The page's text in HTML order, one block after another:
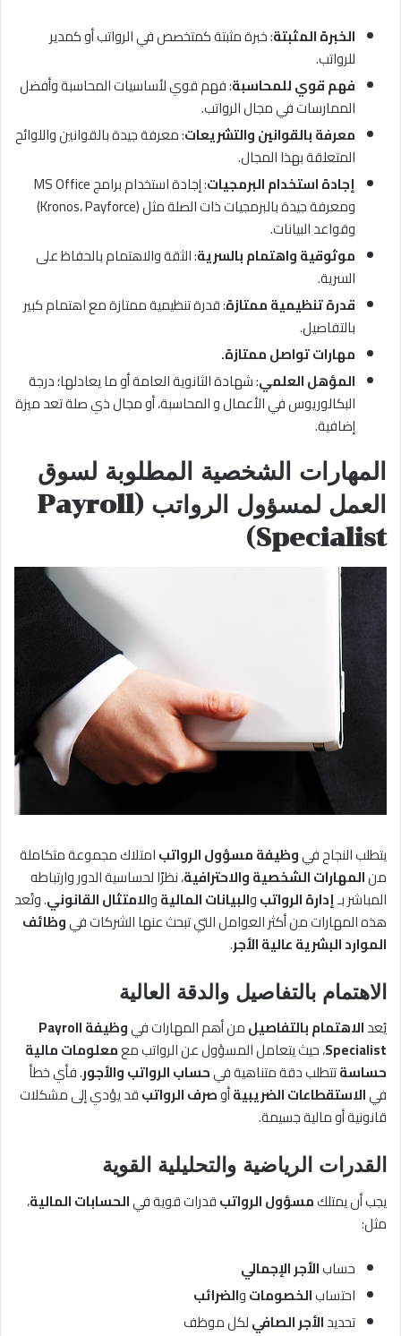
الخبرة المثبتة: خبرة مثبتة كمتخصص في الرواتب أو كمدير
للرواتب.
فهم قوي للمحاسبة: فهم قوي لأساسيات المحاسبة وأفضل
الممارسات في مجال الرواتب.
معرفة بالقوانين والتشريعات: معرفة جيدة بالقوانين واللوائح
المتعلقة بهذا المجال.
إجادة استخدام البرمجيات
: إجادة استخدام برامج MS Office
ومعرفة جيدة بالبرمجيات ذات الصلة مثل (Kronos، Payforce)
وقواعد البيانات.
موثوقية واهتمام بالسرية: الثقة والاهتمام بالحفاظ على
السرية.
قدرة تنظيمية ممتازة: قدرة تنظيمية ممتازة مع اهتمام كبير
بالتفاصيل.
مهارات تواصل ممتازة.
المؤهل العلمي: شهادة الثانوية العامة أو ما يعادلها؛ درجة
البكالوريوس في الأعمال و المحاسبة، أو مجال ذي صلة تعد ميزة
إضافية.
المهارات الشخصية المطلوبة لسوق
العمل لمسؤول الرواتب (Payroll
Specialist)
يتطلب النجاح فيوظيفة مسؤول الرواتبامتلاك مجموعة متكاملة
منالمهارات الشخصية والاحترافية، نظرًا لحساسية الدور وارتباطه
المباشر بـإدارة الرواتبوالبيانات الماليةوالامتثال القانوني. وتُعد
هذه المهارات من أكثر العوامل التي تبحث عنها الشركات فيوظائف
الموارد البشرية عالية الأجر.
الاهتمام بالتفاصيل والدقة العالية
يُعدالاهتمام بالتفاصيلمن أهم المهارات في
وظيفة Payroll
Specialist، حيث يتعامل المسؤول عن الرواتب معمعلومات مالية
حساسةتتطلب دقة متناهية فيحساب الرواتب والأجور. فأي خطأ
فيالاستقطاعات الضريبيةأوصرف الرواتبقد يؤدي إلى مشكلات
قانونية أو مالية جسيمة.
القدرات الرياضية والتحليلية القوية
يجب أن يمتلكمسؤول الرواتبقدرات قوية فيالحسابات المالية،
مثل:
حسابالأجر الإجمالي
احتسابالخصوماتوالضرائب
تحديدالأجر الصافيلكل موظف